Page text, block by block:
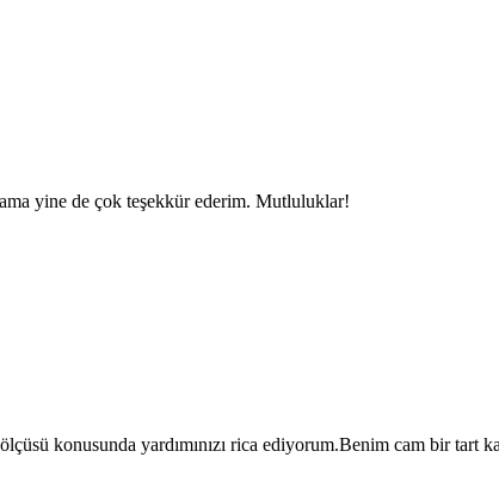
yine de çok teşekkür ederim. Mutluluklar!
konusunda yardımınızı rica ediyorum.Benim cam bir tart